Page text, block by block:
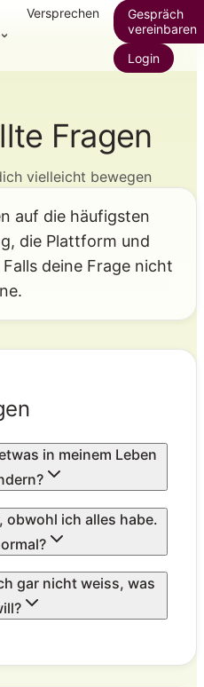
Versprechen
Gespräch
vereinbaren
Login
Fragen
vielleicht bewegen
auf die häufigsten
die Plattform und
deine Frage nicht
in meinem Leben
obwohl ich alles habe.
gar nicht weiss, was